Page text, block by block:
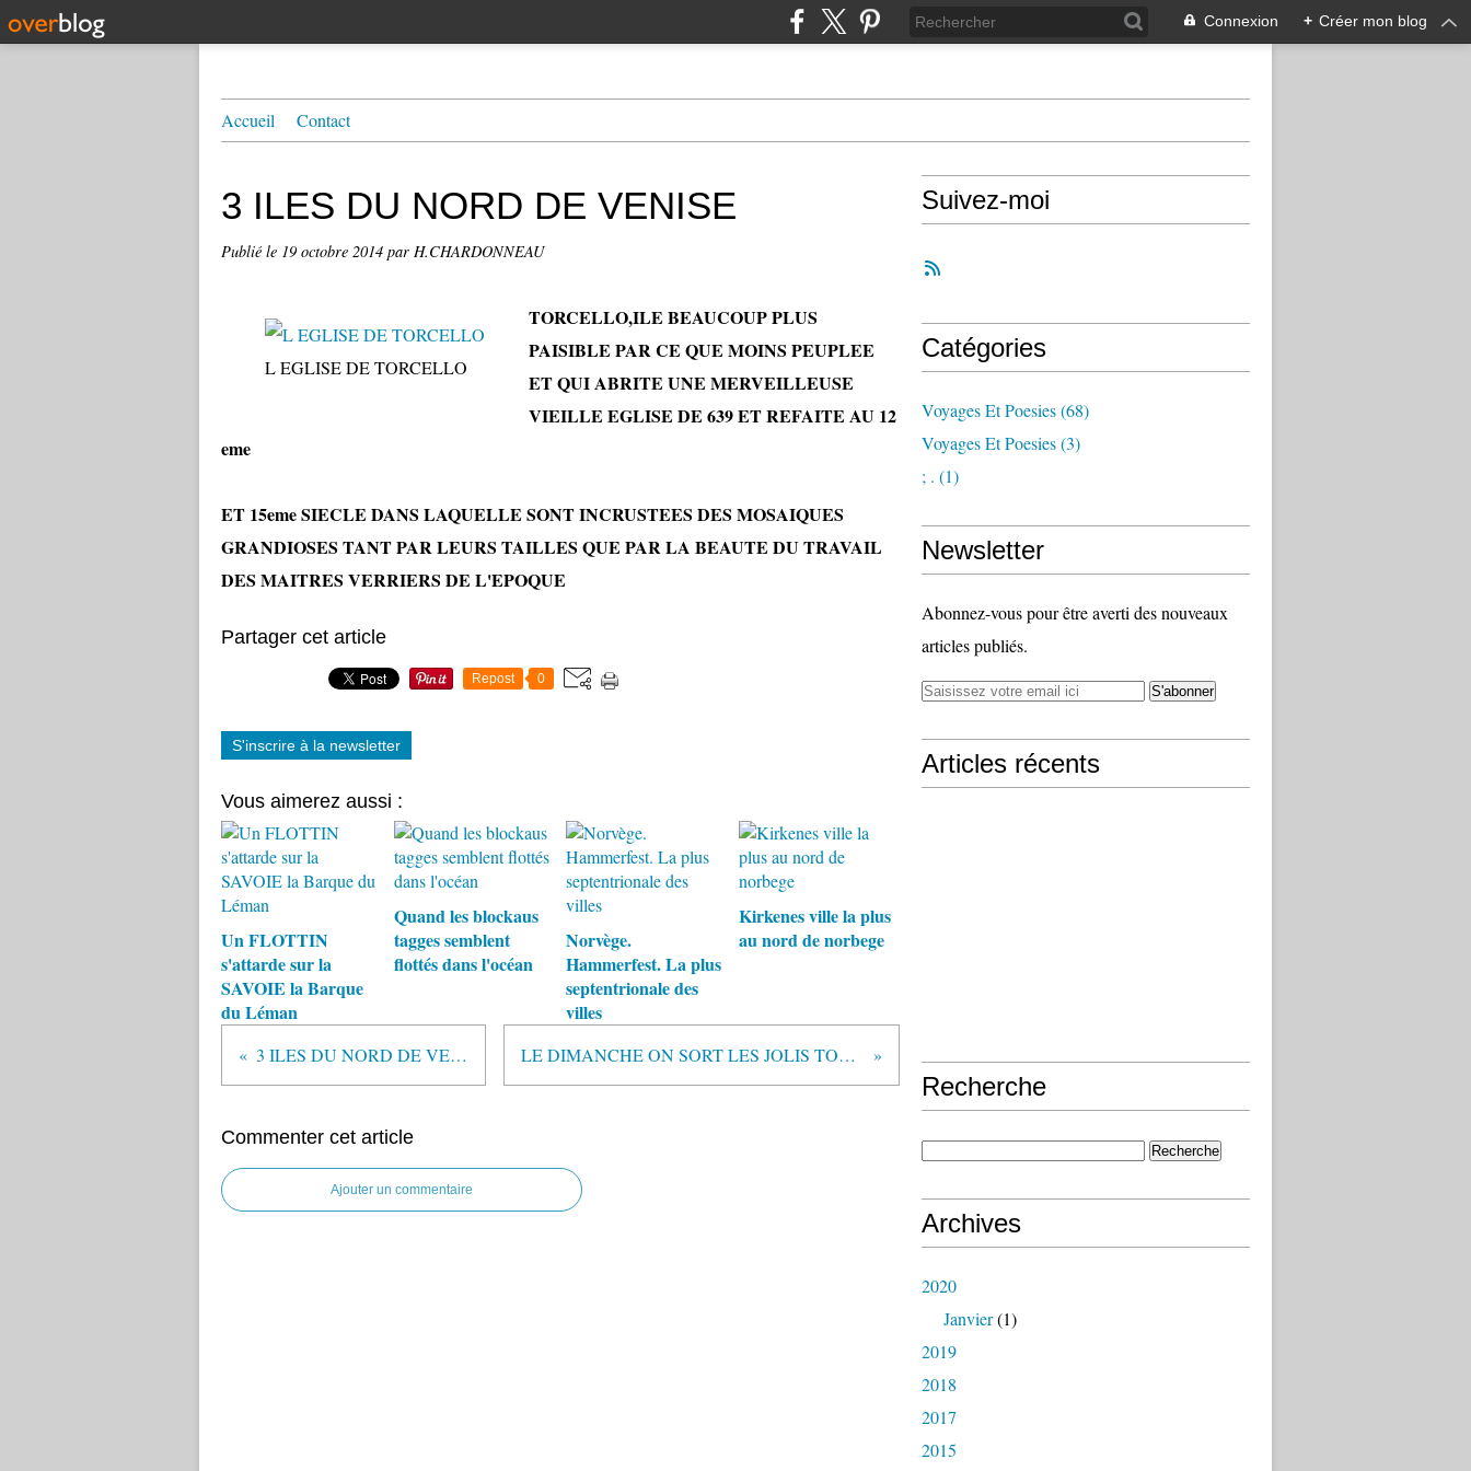
Connexion + Créer mon blog
Accueil Contact
3 ILES DU NORD DE VENISE
Publié le 19 octobre 2014 par H.CHARDONNEAU
L EGLISE DE TORCELLO
TORCELLO,ILE BEAUCOUP PLUS
PAISIBLE PAR CE QUE MOINS PEUPLEE
ET QUI ABRITE UNE MERVEILLEUSE
VIEILLE EGLISE DE 639 ET REFAITE AU 12
eme
ET 15eme SIECLE DANS LAQUELLE SONT INCRUSTEES DES MOSAIQUES
GRANDIOSES TANT PAR LEURS TAILLES QUE PAR LA BEAUTE DU TRAVAIL
DES MAITRES VERRIERS DE L'EPOQUE
Partager cet article
Repost 0
S'inscrire à la newsletter
Vous aimerez aussi :
Un FLOTTIN
s'attarde sur la
SAVOIE la Barque
du Léman
Quand les blockaus
tagges semblent
flottés dans l'océan
Norvège.
Hammerfest. La plus
septentrionale des
villes
Kirkenes ville la plus
au nord de norbege
3 ILES DU NORD DE VENISE LE DIMANCHE ON SORT LES JOLIS TOUTOUS
Commenter cet article
Ajouter un commentaire
Suivez-moi
Catégories
Voyages Et Poesies(68)
Voyages Et Poesies(3)
; . (1)
Newsletter
Abonnez-vous pour être averti des nouveaux
articles publiés.
Articles récents
Recherche
Archives
2020
Janvier(1)
2019
2018
2017
2015